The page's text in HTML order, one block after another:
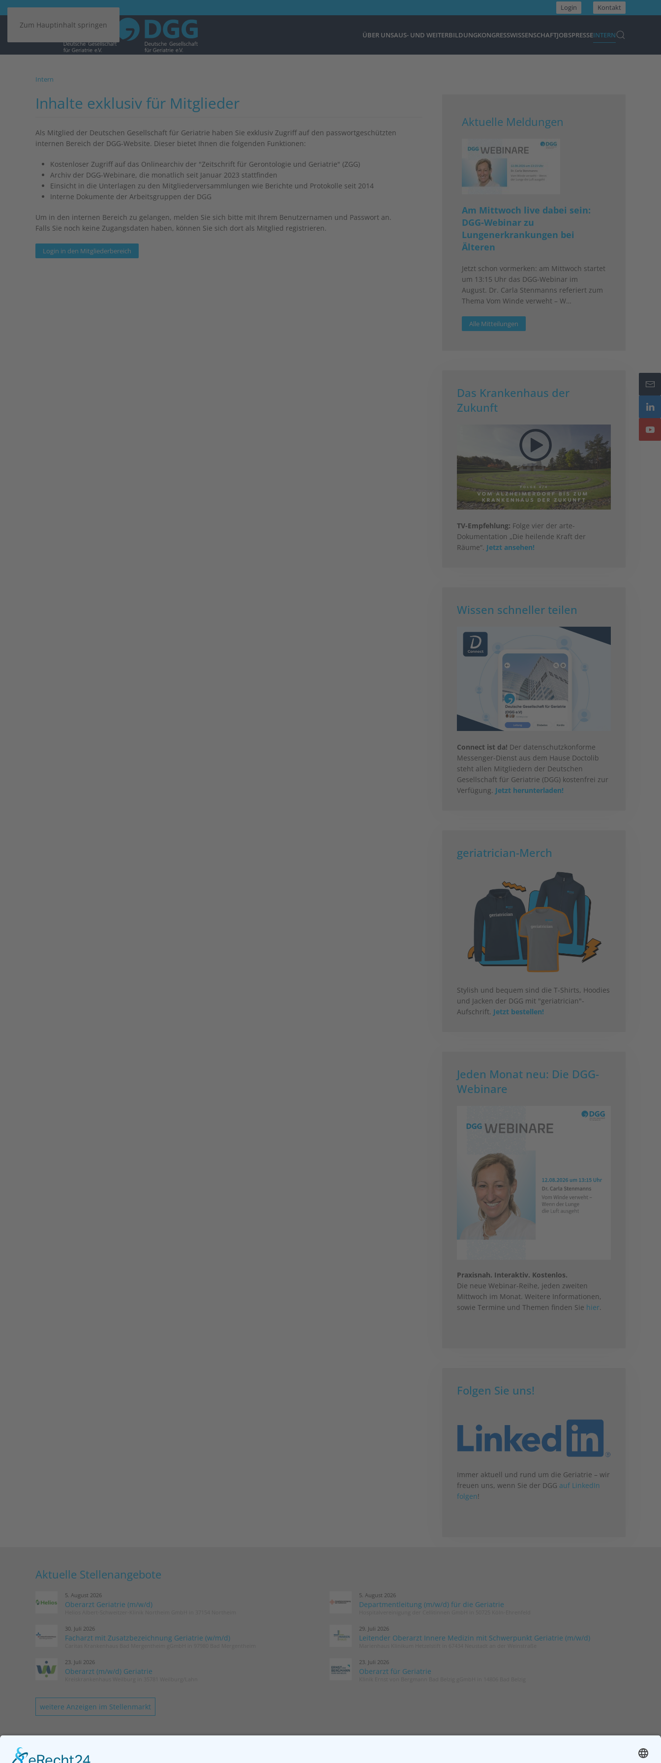
Zum Hauptinhalt springen
Login Kontakt
ÜBER UNSAUS- UND WEITERBILDUNGKONGRESSWISSENSCHAFTJOBSPRESSEINTERN
Intern
Inhalte exklusiv für Mitglieder
Als Mitglied der Deutschen Gesellschaft für Geriatrie haben Sie exklusiv Zugriff auf den passwortgeschützten
internen Bereich der DGG-Website. Dieser bietet Ihnen die folgenden Funktionen:
Kostenloser Zugriff auf das Onlinearchiv der "Zeitschrift für Gerontologie und Geriatrie" (ZGG)
Archiv der DGG-Webinare, die monatlich seit Januar 2023 stattfinden
Einsicht in die Unterlagen zu den Mitgliederversammlungen wie Berichte und Protokolle seit 2014
Interne Dokumente der Arbeitsgruppen der DGG
Um in den internen Bereich zu gelangen, melden Sie sich bitte mit Ihrem Benutzernamen und Passwort an.
Falls Sie noch keine Zugangsdaten haben, können Sie sich dort als Mitglied registrieren.
Login in den Mitgliederbereich
Aktuelle Meldungen
Am Mittwoch live dabei sein:
DGG-Webinar zu
Lungenerkrankungen bei
Älteren
Jetzt schon vormerken: am Mittwoch startet
um 13:15 Uhr das DGG-Webinar im
August. Dr. Carla Stenmanns referiert zum
Thema Vom Winde verweht – W…
Alle Mitteilungen
Das Krankenhaus der
Zukunft
TV-Empfehlung: Folge vier der arte-
Dokumentation „Die heilende Kraft der
Räume“. Jetzt ansehen!
Wissen schneller teilen
Connect ist da! Der datenschutzkonforme
Messenger-Dienst aus dem Hause Doctolib
steht allen Mitgliedern der Deutschen
Gesellschaft für Geriatrie (DGG) kostenfrei zur
Verfügung. Jetzt herunterladen!
geriatrician-Merch
Stylish und bequem sind die T-Shirts, Hoodies
und Jacken der DGG mit "geriatrician"-
Aufschrift. Jetzt bestellen!
Jeden Monat neu: Die DGG-
Webinare
Praxisnah. Interaktiv. Kostenlos.
Die neue Webinar-Reihe, jeden zweiten
Mittwoch im Monat. Weitere Informationen,
sowie Termine und Themen finden Sie hier.
Folgen Sie uns!
Immer aktuell und rund um die Geriatrie – wir
freuen uns, wenn Sie der DGG auf LinkedIn
folgen!
Aktuelle Stellenangebote
5. August 2026
Oberarzt Geriatrie (m/w/d)
5. August 2026
Departmentleitung (m/w/d) für die Geriatrie
30. Juli 2026
Facharzt mit Zusatzbezeichnung Geriatrie (w/m/d)
29. Juli 2026
Leitender Oberarzt Innere Medizin mit Schwerpunkt Geriatrie (m/w/d)
23. Juli 2026
Oberarzt (m/w/d) Geriatrie
23. Juli 2026
Oberarzt für Geriatrie
weitere Anzeigen im Stellenmarkt